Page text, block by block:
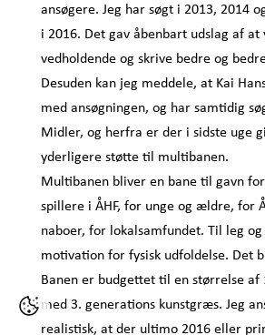
ansøgere. Jeg har søgt i 2013, 2014
i 2016. Det gav åbenbart udslag af
vedholdende og skrive bedre og
Desuden kan jeg meddele, at Kai
med ansøgningen, og har samtidig
Midler, og herfra er der i sidste uge
yderligere støtte til multibanen.
Multibanen bliver en bane til gavn
spillere i ÅHF, for unge og ældre, for
naboer, for lokalsamfundet. Til leg
motivation for fysisk udfoldelse. Det
Banen er budgettet til en størrelse af
med 3. generations kunstgræs. Jeg
realistisk, at der ultimo 2016 eller